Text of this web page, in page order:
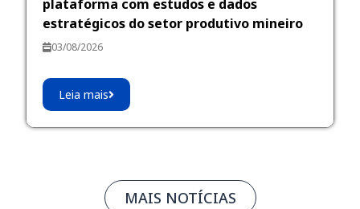
plataforma com estudos e dados
estratégicos do setor produtivo mineiro
03/08/2026
Leia mais
MAIS NOTÍCIAS